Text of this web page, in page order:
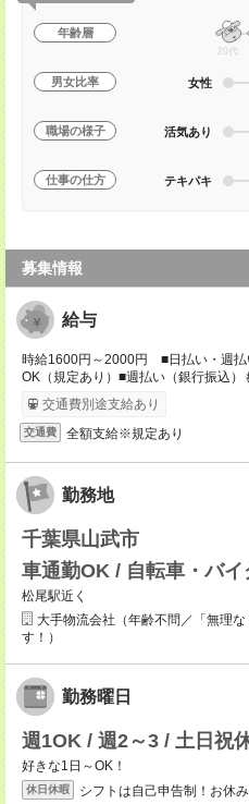
年齢層
20代
男女比率 女性
職場の様子 活気あり
仕事の仕方 テキパキ
募集情報
給与
時給1600円～2000円 ■日払い・週
OK（規定あり）■週払い（銀行振込）
交通費別途支給あり
交通費 全額支給※規定あり
勤務地
千葉県山武市
車通勤OK / 自転車・バ
松尾駅近く
大手物流会社（年齢不問／「無理
す！）
勤務曜日
週1OK / 週2～3 / 土日祝
好きな1日～OK！
休日休暇 シフトは自己申告制！お休み